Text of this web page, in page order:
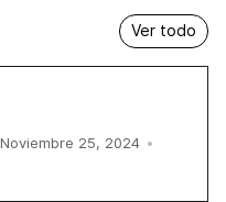
Ver todo
Noviembre 25, 2024 •